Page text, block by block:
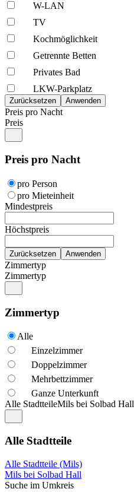
W-LAN
TV
Kochmöglich­keit
Getrennte Betten
Privates Bad
LKW-Parkplatz
Preis pro Nacht
Preis
Preis pro Nacht
pro Person
pro Mieteinheit
Mindestpreis
Höchstpreis
Zimmertyp
Zimmertyp
Zimmertyp
Alle
Einzelzimmer
Doppelzimmer
Mehrbettzimmer
Ganze Unterkunft
Alle StadtteileMils bei Solbad Hall
Alle Stadtteile
Alle Stadtteile (Mils)
Mils bei Solbad Hall
Suche im Umkreis